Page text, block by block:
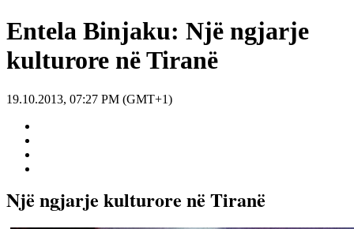
Entela Binjaku: Një ngjarje
kulturore në Tiranë
19.10.2013, 07:27 PM (GMT+1)
Një ngjarje kulturore në Tiranë